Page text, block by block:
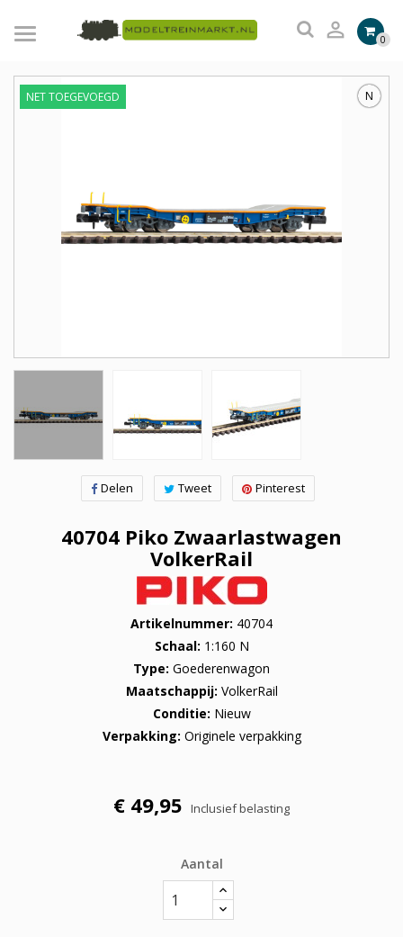
 0
N
NET TOEGEVOEGD
Delen Tweet Pinterest
40704 Piko Zwaarlastwagen
VolkerRail
Artikelnummer 40704
Schaal 1:160 N
Type Goederenwagon
Maatschappij VolkerRail
Conditie Nieuw
Verpakking Originele verpakking
€ 49,95 Inclusief belasting
Aantal